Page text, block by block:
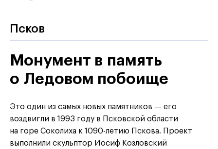
Псков
Монумент в память
о Ледовом побоище
Это один из самых новых памятников — его
воздвигли в 1993 году в Псковской области
на горе Соколиха к 1090-летию Пскова. Проект
выполнили скульптор Иосиф Козловский